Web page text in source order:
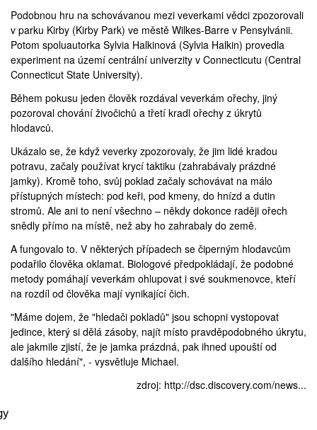
Podobnou hru na schovávanou mezi veverkami vědci zpozorovali
v parku Kirby (Kirby Park) ve městě Wilkes-Barre v Pensylvánii.
Potom spoluautorka Sylvia Halkinová (Sylvia Halkin) provedla
experiment na území centrální univerzity v Connecticutu (Central
Connecticut State University).
Během pokusu jeden člověk rozdával veverkám ořechy, jiný
pozoroval chování živočichů a třetí kradl ořechy z úkrytů
hlodavců.
Ukázalo se, že když veverky zpozorovaly, že jim lidé kradou
potravu, začaly používat krycí taktiku (zahrabávaly prázdné
jamky). Kromě toho, svůj poklad začaly schovávat na málo
přístupných místech: pod keři, pod kmeny, do hnízd a dutin
stromů. Ale ani to není všechno – někdy dokonce raději ořech
snědly přímo na místě, než aby ho zahrabaly do země.
A fungovalo to. V některých případech se čiperným hlodavcům
podařilo člověka oklamat. Biologové předpokládají, že podobné
metody pomáhají veverkám ohlupovat i své soukmenovce, kteří
na rozdíl od člověka mají vynikající čich.
"Máme dojem, že "hledači pokladů" jsou schopni vystopovat
jedince, který si dělá zásoby, najít místo pravděpodobného úkrytu,
ale jakmile zjistí, že je jamka prázdná, pak ihned upouští od
dalšího hledání", - vysvětluje Michael.
zdroj: http://dsc.discovery.com/news...